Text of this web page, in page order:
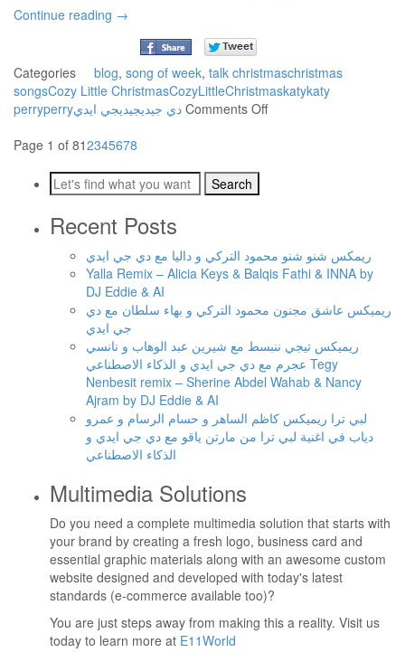
Continue reading →
Categories blog, song of week, talk christmaschristmas
songsCozy Little ChristmasCozyLittleChristmaskatykaty
perryperry دي جيديجيديجي ايدي Comments Offon
Page 1 of 812345678
Recent Posts
ريمكس شنو شنو محمود التركي و داليا مع دي جي ايدي
Yalla Remix – Alicia Keys & Balqis Fathi & INNA by
DJ Eddie & AI
ريميكس عاشق مجنون محمود التركي و بهاء سلطان مع دي
جي ايدي
ريميكس تيجي ننبسط مع شيرين عبد الوهاب و نانسي
عجرم مع دي جي ايدي و الذكاء الاصطناعي Tegy
Nenbesit remix – Sherine Abdel Wahab & Nancy
Ajram by DJ Eddie & AI
لبي ترا ريميكس كاظم الساهر و حسام الرسام و عمرو
دياب في اغنية لبي ترا من مارتن ياقو مع دي جي ايدي و
الذكاء الاصطناعي
Multimedia Solutions
Do you need a complete multimedia solution that starts with
your brand by creating a fresh logo, business card and
essential graphic materials along with an awesome custom
website designed and developed with today's latest
standards (e-commerce available too)?
You are just steps away from making this a reality. Visit us
today to learn more at E11World